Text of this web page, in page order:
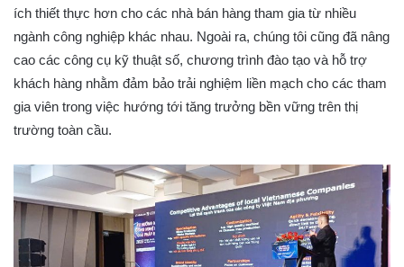
ích thiết thực hơn cho các nhà bán hàng tham gia từ nhiều
ngành công nghiệp khác nhau. Ngoài ra, chúng tôi cũng đã nâng
cao các công cụ kỹ thuật số, chương trình đào tạo và hỗ trợ
khách hàng nhằm đảm bảo trải nghiệm liền mạch cho các tham
gia viên trong việc hướng tới tăng trưởng bền vững trên thị
trường toàn cầu.